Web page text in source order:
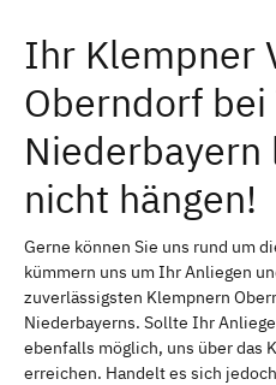
Ihr Klempner
Oberndorf bei
Niederbayern
nicht hängen!
Gerne können Sie uns rund um
kümmern uns um Ihr Anliegen
zuverlässigsten Klempnern
Niederbayerns. Sollte Ihr
ebenfalls möglich, uns über das
erreichen. Handelt es sich